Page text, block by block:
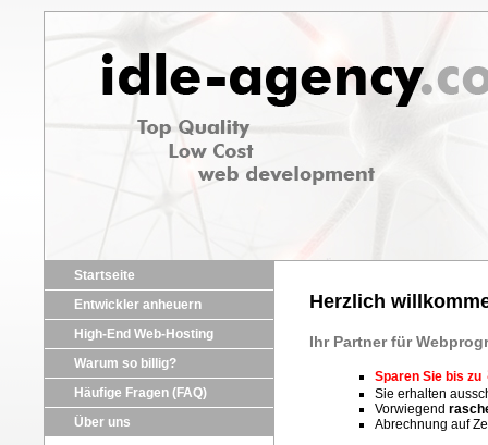
Startseite
Entwickler anheuern
High-End Web-Hosting
Warum so billig?
Häufige Fragen (FAQ)
Über uns
Herzlich
Ihr Partner für
Sparen Sie bis zu
Sie erhalten
Vorwiegend
Abrechnung auf